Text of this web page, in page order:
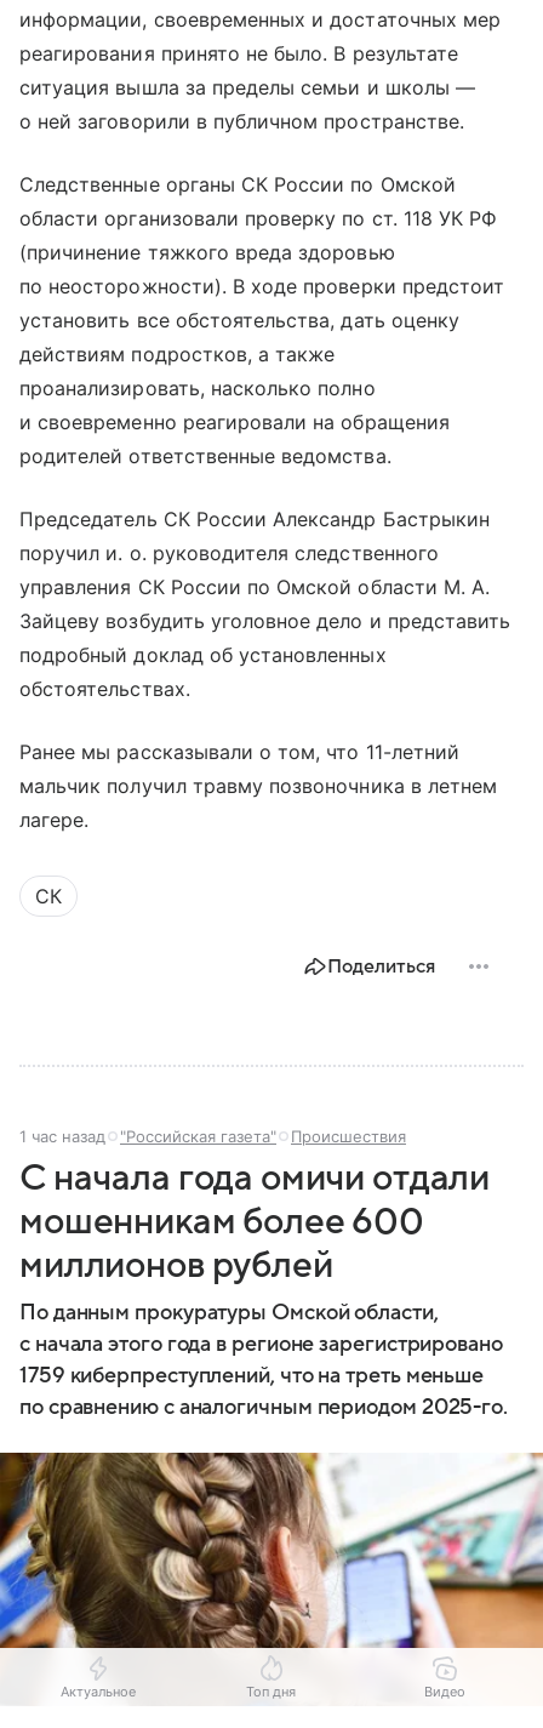
информации, своевременных и достаточных мер
реагирования принято не было. В результате
ситуация вышла за пределы семьи и школы —
о ней заговорили в публичном пространстве.
Следственные органы СК России по Омской
области организовали проверку по ст. 118 УК РФ
(причинение тяжкого вреда здоровью
по неосторожности). В ходе проверки предстоит
установить все обстоятельства, дать оценку
действиям подростков, а также
проанализировать, насколько полно
и своевременно реагировали на обращения
родителей ответственные ведомства.
Председатель СК России Александр Бастрыкин
поручил и. о. руководителя следственного
управления СК России по Омской области М. А.
Зайцеву возбудить уголовное дело и представить
подробный доклад об установленных
обстоятельствах.
Ранее мы рассказывали о том, что 11-летний
мальчик получил травму позвоночника в летнем
лагере.
СК
Поделиться
1 час назад "Российская газета" Происшествия
С начала года омичи отдали
мошенникам более 600
миллионов рублей
По данным прокуратуры Омской области,
с начала этого года в регионе зарегистрировано
1759 киберпреступлений, что на треть меньше
по сравнению с аналогичным периодом 2025-го.
Актуальное Топ дня Видео